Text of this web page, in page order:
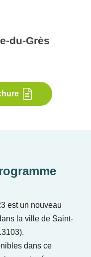
du-Grès
est un nouveau
la ville de Saint-
dans ce